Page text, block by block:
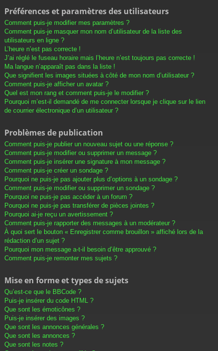
Préférences et paramètres des utilisateurs
Comment puis-je modifier mes paramètres ?
Comment puis-je masquer mon nom d’utilisateur de la liste des
utilisateurs en ligne ?
L’heure n’est pas correcte !
J’ai réglé le fuseau horaire mais l’heure n’est toujours pas correcte !
Ma langue n’apparaît pas dans la liste !
Que signifient les images situées à côté de mon nom d’utilisateur ?
Comment puis-je afficher un avatar ?
Quel est mon rang et comment puis-je le modifier ?
Pourquoi m’est-il demandé de me connecter lorsque je clique sur le lien
de courrier électronique d’un utilisateur ?
Problèmes de publication
Comment puis-je publier un nouveau sujet ou une réponse ?
Comment puis-je modifier ou supprimer un message ?
Comment puis-je insérer une signature à mon message ?
Comment puis-je créer un sondage ?
Pourquoi ne puis-je pas ajouter plus d’options à un sondage ?
Comment puis-je modifier ou supprimer un sondage ?
Pourquoi ne puis-je pas accéder à un forum ?
Pourquoi ne puis-je pas transférer de pièces jointes ?
Pourquoi ai-je reçu un avertissement ?
Comment puis-je rapporter des messages à un modérateur ?
À quoi sert le bouton « Enregistrer comme brouillon » affiché lors de la
rédaction d’un sujet ?
Pourquoi mon message a-t-il besoin d’être approuvé ?
Comment puis-je remonter mes sujets ?
Mise en forme et types de sujets
Qu’est-ce que le BBCode ?
Puis-je insérer du code HTML ?
Que sont les émoticônes ?
Puis-je insérer des images ?
Que sont les annonces générales ?
Que sont les annonces ?
Que sont les notes ?